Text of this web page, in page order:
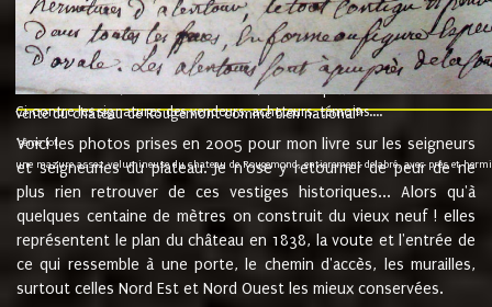
que le dit seigneur Baron de la Vellière a sur ses hommes, indivisables et
de la Velliere tout ainsi et comme le dit seigneur Baron et ses
présent......"
suivent les rentes, donation des terriers, etc... au prix de 880 livre louis
Ci contre les signatures des vendeurs, acheteurs, témoins....
vente du château de Rougemont comme bien national9.
"3ème lot
une mazure assez volumineuse du chateau de Rougemond, entierement delabré, avec près et
Voici les photos prises en 2005 pour mon livre sur les seigneurs
et seigneuries du plateau. Je n'ose y retourner de peur de ne
plus rien retrouver de ces vestiges historiques... Alors qu'à
quelques centaine de mètres on construit du vieux neuf ! elles
représentent le plan du château en 1838, la voute et l'entrée de
ce qui ressemble à une porte, le chemin d'accès, les murailles,
surtout celles Nord Est et Nord Ouest les mieux conservées.